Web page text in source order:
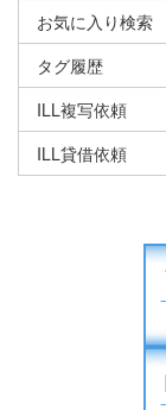
お気に入り検索
タグ履歴
ILL複写依頼
ILL貸借依頼